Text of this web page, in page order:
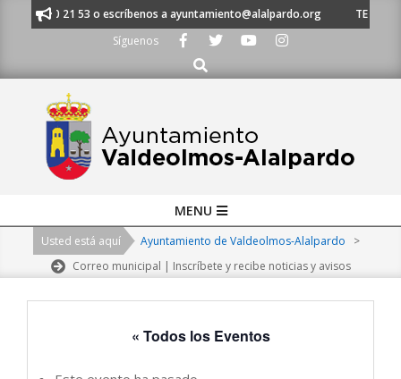
91 620 21 53 o escríbenos a ayuntamiento@alalpardo.org
TE
Síguenos
Buscar
Navigation
MENU
Usted está aquí Ayuntamiento de Valdeolmos-Alalpardo
>
Correo municipal | Inscríbete y recibe noticias y avisos
« Todos los Eventos